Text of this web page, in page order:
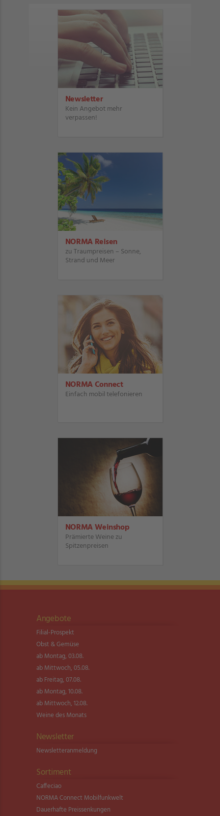
Newsletter
Kein Angebot mehr
verpassen!
NORMA Reisen
zu Traumpreisen – Sonne,
Strand und Meer
NORMA Connect
Einfach mobil telefonieren
NORMA Weinshop
Prämierte Weine zu
Spitzenpreisen
Angebote
Filial-Prospekt
Obst & Gemüse
ab Montag, 03.08.
ab Mittwoch, 05.08.
ab Freitag, 07.08.
ab Montag, 10.08.
ab Mittwoch, 12.08.
Weine des Monats
Newsletter
Newsletter­anmeldung
Sortiment
Caffeciao
NORMA Connect Mobilfunkwelt
Dauerhafte Preissenkungen